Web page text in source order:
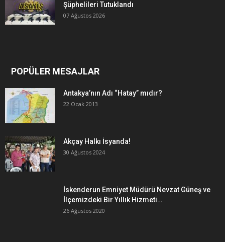
Şüphelileri Tutuklandı
07 Ağustos 2026
POPÜLER MESAJLAR
Antakya’nın Adı “Hatay” mıdır?
22 Ocak 2013
Akçay Halkı İsyanda!
30 Ağustos 2024
İskenderun Emniyet Müdürü Nevzat Güneş ve
İlçemizdeki Bir Yıllık Hizmeti…
26 Ağustos 2020